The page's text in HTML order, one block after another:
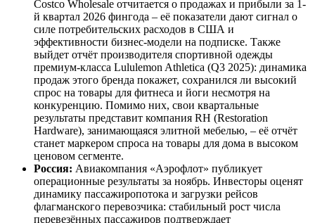
Costco Wholesale отчитается о продажах и прибыли за 1-
й квартал 2026 фингода – её показатели дают сигнал о
силе потребительских расходов в США и
эффективности бизнес-модели на подписке. Также
выйдет отчёт производителя спортивной одежды
премиум-класса Lululemon Athletica (Q3 2025): динамика
продаж этого бренда покажет, сохранился ли высокий
спрос на товары для фитнеса и йоги несмотря на
конкуренцию. Помимо них, свои квартальные
результаты представит компания RH (Restoration
Hardware), занимающаяся элитной мебелью, – её отчёт
станет маркером спроса на товары для дома в высоком
ценовом сегменте.
Россия: Авиакомпания «Аэрофлот» публикует
операционные результаты за ноябрь. Инвесторы оценят
динамику пассажиропотока и загрузки рейсов
флагманского перевозчика: стабильный рост числа
перевезённых пассажиров подтверждает